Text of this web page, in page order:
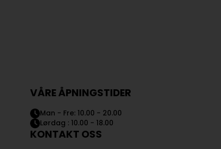
VÅRE ÅPNINGSTIDER
Man - Fre: 10.00 - 20.00
Lørdag : 10.00 - 18.00
KONTAKT OSS